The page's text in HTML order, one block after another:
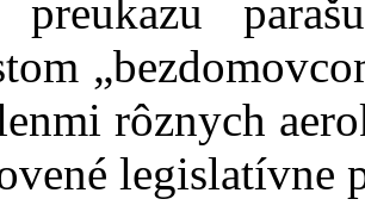
preukazu
rôznych